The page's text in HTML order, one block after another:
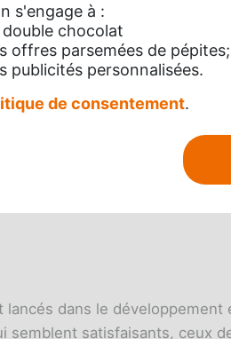
dans six pays :
dans le
semblent satisfaisants, ceux
s'engage à :
chocolat
offres parsemées de pépites;
publicités personnalisées.
de consentement.